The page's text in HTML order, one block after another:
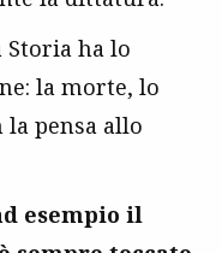
Storia ha lo
la morte, lo
pensa allo
esempio il